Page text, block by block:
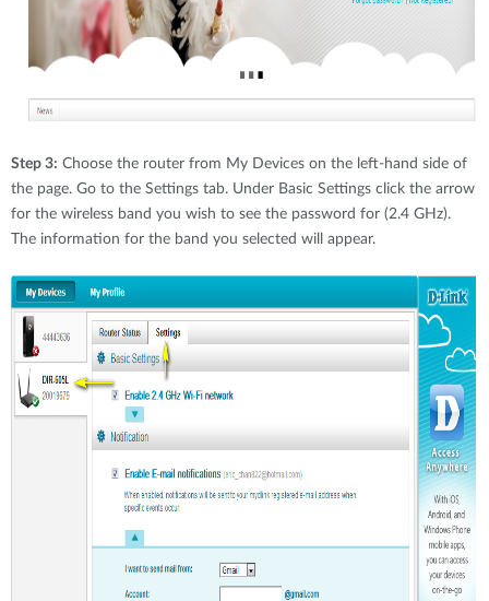
Step 3: Choose the router from My Devices on the left-hand side of
the page. Go to the Settings tab. Under Basic Settings click the arrow
for the wireless band you wish to see the password for (2.4 GHz).
The information for the band you selected will appear.